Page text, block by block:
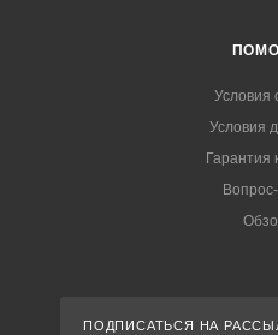
Условия
Условия
Гарантия
ПОДПИСАТЬСЯ НА